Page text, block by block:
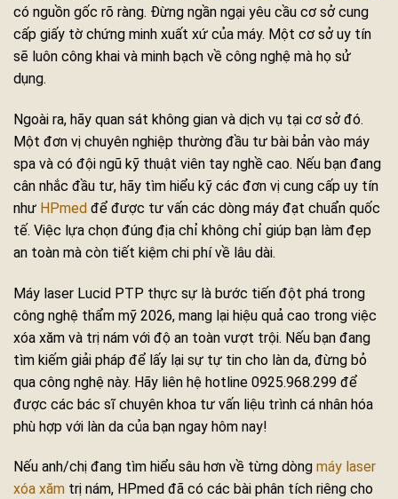
có nguồn gốc rõ ràng. Đừng ngần ngại yêu cầu cơ sở cung
cấp giấy tờ chứng minh xuất xứ của máy. Một cơ sở uy tín
sẽ luôn công khai và minh bạch về công nghệ mà họ sử
dụng.
Ngoài ra, hãy quan sát không gian và dịch vụ tại cơ sở đó.
Một đơn vị chuyên nghiệp thường đầu tư bài bản vào máy
spa và có đội ngũ kỹ thuật viên tay nghề cao. Nếu bạn đang
cân nhắc đầu tư, hãy tìm hiểu kỹ các đơn vị cung cấp uy tín
như HPmed để được tư vấn các dòng máy đạt chuẩn quốc
tế. Việc lựa chọn đúng địa chỉ không chỉ giúp bạn làm đẹp
an toàn mà còn tiết kiệm chi phí về lâu dài.
Máy laser Lucid PTP thực sự là bước tiến đột phá trong
công nghệ thẩm mỹ 2026, mang lại hiệu quả cao trong việc
xóa xăm và trị nám với độ an toàn vượt trội. Nếu bạn đang
tìm kiếm giải pháp để lấy lại sự tự tin cho làn da, đừng bỏ
qua công nghệ này. Hãy liên hệ hotline 0925.968.299 để
được các bác sĩ chuyên khoa tư vấn liệu trình cá nhân hóa
phù hợp với làn da của bạn ngay hôm nay!
Nếu anh/chị đang tìm hiểu sâu hơn về từng dòng máy laser
xóa xăm trị nám, HPmed đã có các bài phân tích riêng cho